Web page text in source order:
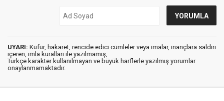
UYARI: Küfür, hakaret, rencide edici cümleler veya imalar, inançlara saldırı
içeren, imla kuralları ile yazılmamış,
Türkçe karakter kullanılmayan ve büyük harflerle yazılmış yorumlar
onaylanmamaktadır.